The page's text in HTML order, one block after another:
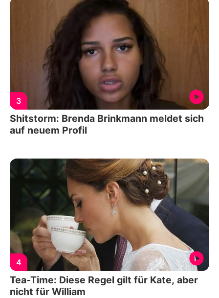
3
Shitstorm: Brenda Brinkmann meldet sich
auf neuem Profil
4
Tea-Time: Diese Regel gilt für Kate, aber
nicht für William